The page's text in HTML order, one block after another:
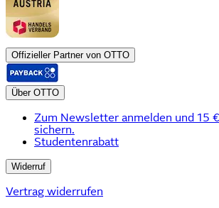
Offizieller Partner von OTTO
Über OTTO
Zum Newsletter anmelden und 15
sichern.
Studentenrabatt
Widerruf
Vertrag widerrufen